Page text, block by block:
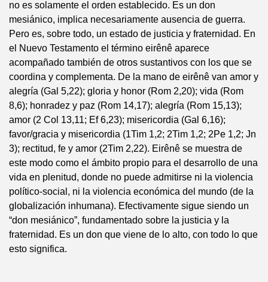
no es solamente el orden establecido. Es un don
mesiánico, implica necesariamente ausencia de guerra.
Pero es, sobre todo, un estado de justicia y fraternidad. En
el Nuevo Testamento el término eirênê aparece
acompañado también de otros sustantivos con los que se
coordina y complementa. De la mano de eirênê van amor y
alegría (Gal 5,22); gloria y honor (Rom 2,20); vida (Rom
8,6); honradez y paz (Rom 14,17); alegría (Rom 15,13);
amor (2 Col 13,11; Ef 6,23); misericordia (Gal 6,16);
favor/gracia y misericordia (1Tim 1,2; 2Tim 1,2; 2Pe 1,2; Jn
3); rectitud, fe y amor (2Tim 2,22). Eirênê se muestra de
este modo como el ámbito propio para el desarrollo de una
vida en plenitud, donde no puede admitirse ni la violencia
político-social, ni la violencia económica del mundo (de la
globalización inhumana). Efectivamente sigue siendo un
“don mesiánico”, fundamentado sobre la justicia y la
fraternidad. Es un don que viene de lo alto, con todo lo que
esto significa.